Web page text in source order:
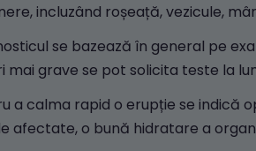
incluzând roșeață, vezicule,
se bazează în general pe
mai grave se pot solicita teste la
a calma rapid o erupție se indică
afectate, o bună hidratare a